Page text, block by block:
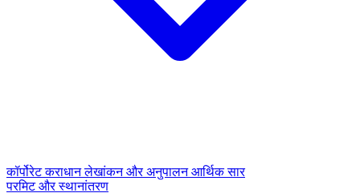
कॉर्पोरेट कराधानलेखांकन और अनुपालनआर्थिक सार
परमिट और स्थानांतरण